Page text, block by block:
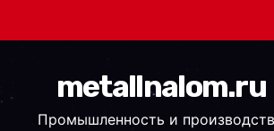
metallnalom.ru
Промышленность и